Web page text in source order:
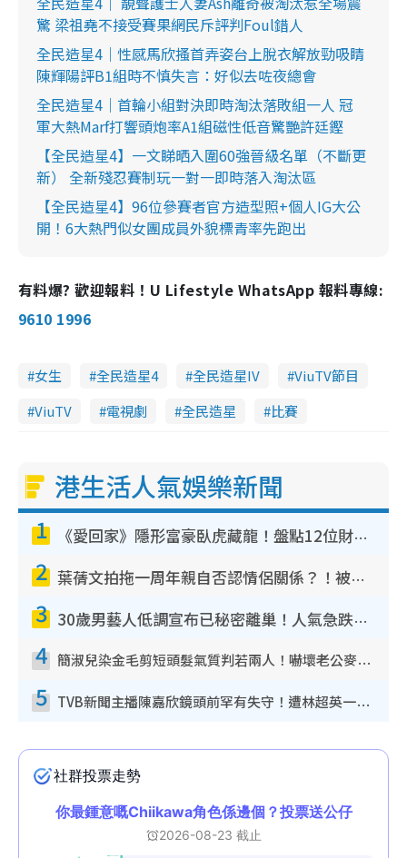
驚 梁祖堯不接受賽果網民斥評判Foul錯人
全民造星4｜性感馬欣搔首弄姿台上脫衣解放勁吸睛
陳輝陽評B1組時不慎失言：好似去咗夜總會
全民造星4｜首輪小組對決即時淘汰落敗組一人 冠
軍大熱Marf打響頭炮率A1組磁性低音驚艷許廷鏗
【全民造星4】一文睇晒入圍60強晉級名單（不斷更
新） 全新殘忍賽制玩一對一即時落入淘汰區
【全民造星4】96位參賽者官方造型照+個人IG大公
開！6大熱門似女團成員外貌標青率先跑出
有料爆? 歡迎報料！U Lifestyle WhatsApp 報料專線:
9610 1996
女生 全民造星4 全民造星IV
ViuTV節目
ViuTV
電視劇 全民造星 比賽
港生活人氣娛樂新聞
1 《愛回家》隱形富豪臥虎藏龍！盤點12位財氣逼人的有錢藝人：呢位靚女3億身家唔憂做
2 葉蒨文拍拖一周年親自否認情侶關係？！被質疑感情造假竟稱GM「普通同事」
3 30歲男藝人低調宣布已秘密離巢！人氣急跌變失蹤人口︰「這幾年過得並不容易」
4 簡淑兒染金毛剪短頭髮氣質判若兩人！嚇壞老公麥大力都認唔出：「你做咩事？」
5 TVB新聞主播陳嘉欣鏡頭前罕有失守！遭林超英一句說話突襲嚇親當場大笑